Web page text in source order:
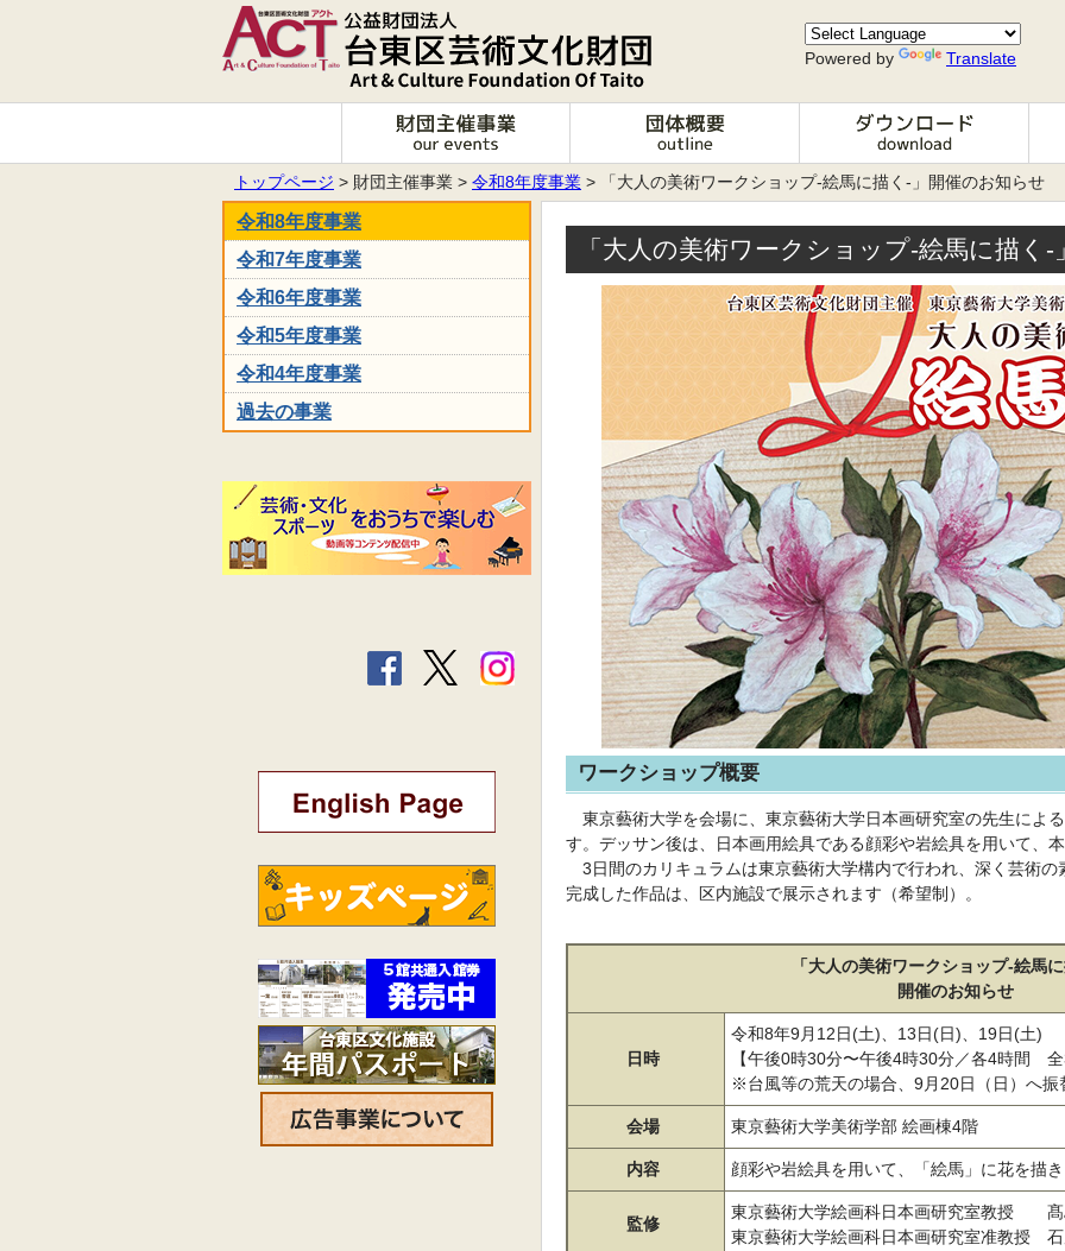
Powered by Translate
トップページ > 財団主催事業 > 令和8年度事業 > 「大人の美術ワークショップ-絵馬に描く-」開催のお知らせ
「大人の美術ワークショップ-絵馬に描く
ワークショップ概要
東京藝術大学を会場に、東京藝術大学日本画研究室の先生によ
す。デッサン後は、日本画用絵具である顔彩や岩絵具を用いて、
3日間のカリキュラムは東京藝術大学構内で行われ、深く芸術の
完成した作品は、区内施設で展示されます（希望制）。
「大人の美術ワークショップ-絵馬
開催のお知らせ
日時
令和8年9月12日(土)、13日(日)、19日(土)
【午後0時30分〜午後4時30分／各4時間
※台風等の荒天の場合、9月20日（日）へ振
会場 東京藝術大学美術学部 絵画棟4階
内容 顔彩や岩絵具を用いて、「絵馬」に花を描
監修
東京藝術大学絵画科日本画研究室教授 髙
東京藝術大学絵画科日本画研究室准教授
令和8年度事業
令和7年度事業
令和6年度事業
令和5年度事業
令和4年度事業
過去の事業